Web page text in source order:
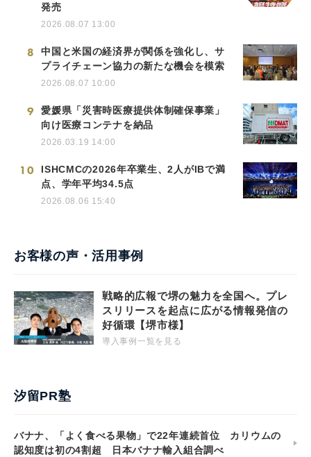
発売
2026.08.07 13:00
8
中国と米国の経済界が関係を強化し、サ
プライチェーン協力の新たな機会を模索
2026.08.07 10:00
9
愛媛県「災害時医療提供体制確保事業」
向け医療コンテナを納品
2026.03.19 14:00
10
ISHCMCの2026年卒業生、2人がIBで満
点、学年平均34.5点
2026.08.06 15:40
お客様の声・活用事例
戦略的広報で堺の魅力を全国へ。プレ
スリリースを起点に広がる情報発信の
好循環【堺市様】
導入事例一覧を見る
汐留PR塾
バナナ、「よく食べる果物」で22年連続首位 カリウムの
認知度は初の4割超 日本バナナ輸入組合調べ